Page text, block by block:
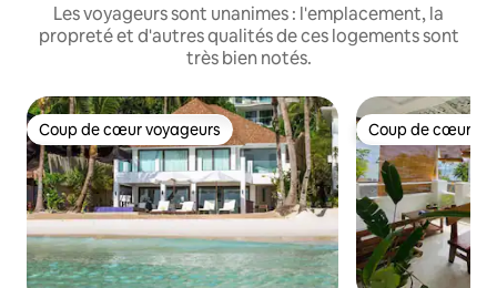
Les voyageurs sont unanimes : l'emplacement, la
propreté et d'autres qualités de ces logements sont
très bien notés.
Coup de cœur voyageurs
Coup de cœur voyageurs Coup de cœur
Coup de cœur